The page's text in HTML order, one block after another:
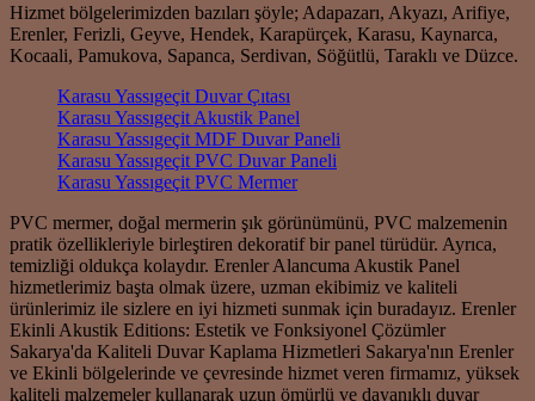
Hizmet bölgelerimizden bazıları şöyle; Adapazarı, Akyazı, Arifiye,
Erenler, Ferizli, Geyve, Hendek, Karapürçek, Karasu, Kaynarca,
Kocaali, Pamukova, Sapanca, Serdivan, Söğütlü, Taraklı ve Düzce.
Karasu Yassıgeçit Duvar Çıtası
Karasu Yassıgeçit Akustik Panel
Karasu Yassıgeçit MDF Duvar Paneli
Karasu Yassıgeçit PVC Duvar Paneli
Karasu Yassıgeçit PVC Mermer
PVC mermer, doğal mermerin şık görünümünü, PVC malzemenin
pratik özellikleriyle birleştiren dekoratif bir panel türüdür. Ayrıca,
temizliği oldukça kolaydır. Erenler Alancuma Akustik Panel
hizmetlerimiz başta olmak üzere, uzman ekibimiz ve kaliteli
ürünlerimiz ile sizlere en iyi hizmeti sunmak için buradayız. Erenler
Ekinli Akustik Editions: Estetik ve Fonksiyonel Çözümler
Sakarya'da Kaliteli Duvar Kaplama Hizmetleri Sakarya'nın Erenler
ve Ekinli bölgelerinde ve çevresinde hizmet veren firmamız, yüksek
kaliteli malzemeler kullanarak uzun ömürlü ve dayanıklı duvar